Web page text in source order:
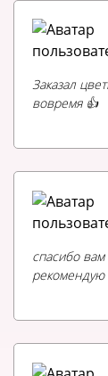
Заказал
вовремя 👍
спасибо
рекомендую